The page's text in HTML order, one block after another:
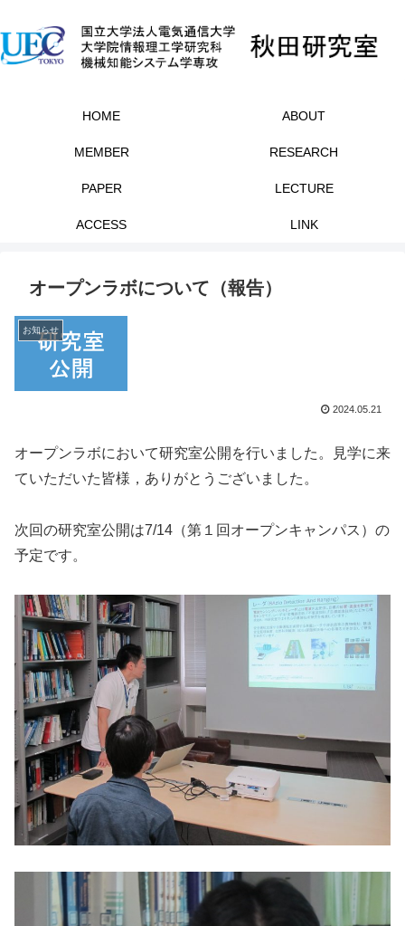
HOME ABOUT
MEMBER RESEARCH
PAPER LECTURE
ACCESS LINK
オープンラボについて（報告）
お知らせ
2024.05.21
オープンラボにおいて研究室公開を行いました。見学に来
ていただいた皆様，ありがとうございました。
次回の研究室公開は7/14（第１回オープンキャンパス）の
予定です。